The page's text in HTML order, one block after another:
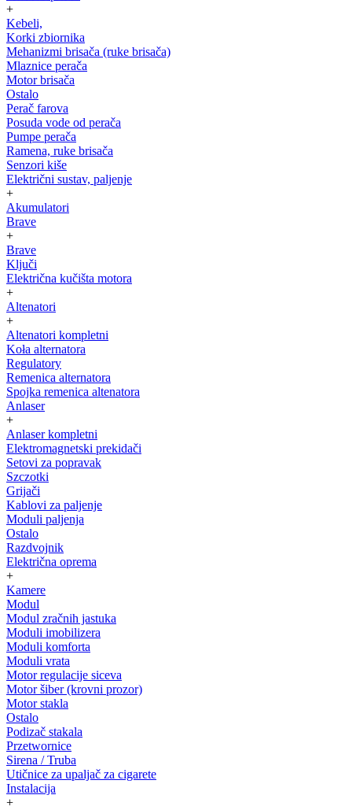
+
Kebeli,
Korki zbiornika
Mehanizmi brisača (ruke brisača)
Mlaznice perača
Motor brisača
Ostalo
Perač farova
Posuda vode od perača
Pumpe perača
Ramena, ruke brisača
Senzori kiše
Električni sustav, paljenje
+
Akumulatori
Brave
+
Brave
Ključi
Električna kučišta motora
+
Altenatori
+
Altenatori kompletni
Koła alternatora
Regulatory
Remenica alternatora
Spojka remenica altenatora
Anlaser
+
Anlaser kompletni
Elektromagnetski prekidači
Setovi za popravak
Szczotki
Grijači
Kablovi za paljenje
Moduli paljenja
Ostalo
Razdvojnik
Električna oprema
+
Kamere
Modul
Modul zračnih jastuka
Moduli imobilizera
Moduli komforta
Moduli vrata
Motor regulacije siceva
Motor šiber (krovni prozor)
Motor stakla
Ostalo
Podizač stakala
Przetwornice
Sirena / Truba
Utičnice za upaljač za cigarete
Instalacija
+